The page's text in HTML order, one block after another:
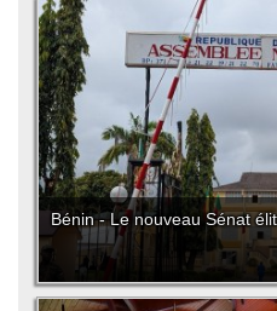
Bénin - Le nouveau Sénat